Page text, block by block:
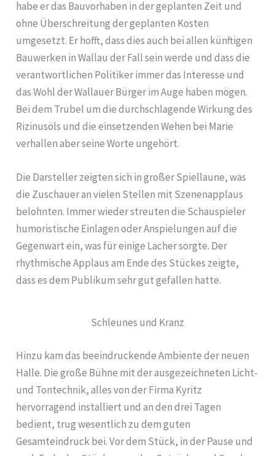
habe er das Bauvorhaben in der geplanten Zeit und
ohne Überschreitung der geplanten Kosten
umgesetzt. Er hofft, dass dies auch bei allen künftigen
Bauwerken in Wallau der Fall sein werde und dass die
verantwortlichen Politiker immer das Interesse und
das Wohl der Wallauer Bürger im Auge haben mögen.
Bei dem Trubel um die durchschlagende Wirkung des
Rizinusöls und die einsetzenden Wehen bei Marie
verhallen aber seine Worte ungehört.
Die Darsteller zeigten sich in großer Spiellaune, was
die Zuschauer an vielen Stellen mit Szenenapplaus
belohnten. Immer wieder streuten die Schauspieler
humoristische Einlagen oder Anspielungen auf die
Gegenwart ein, was für einige Lacher sorgte. Der
rhythmische Applaus am Ende des Stückes zeigte,
dass es dem Publikum sehr gut gefallen hatte.
Schleunes und Kranz
Hinzu kam das beeindruckende Ambiente der neuen
Halle. Die große Bühne mit der ausgezeichneten Licht-
und Tontechnik, alles von der Firma Kyritz
hervorragend installiert und an den drei Tagen
bedient, trug wesentlich zu dem guten
Gesamteindruck bei. Vor dem Stück, in der Pause und